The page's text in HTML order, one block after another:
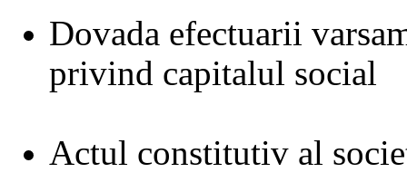
Dovada efectuarii
privind capitalul social
Actul constitutiv al